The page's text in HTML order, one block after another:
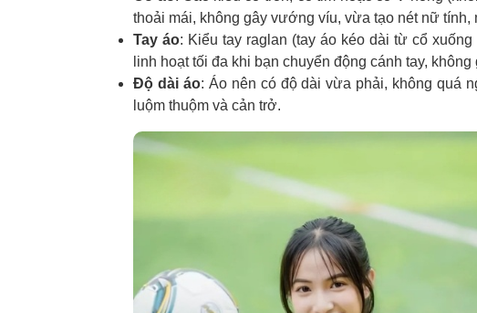
thoải mái, không gây vướng víu, vừa tạo nét nữ tính,
Tay áo: Kiểu tay raglan (tay áo kéo dài từ cổ
linh hoạt tối đa khi bạn chuyển động cánh tay,
Độ dài áo: Áo nên có độ dài vừa phải, không quá
luộm thuộm và cản trở.